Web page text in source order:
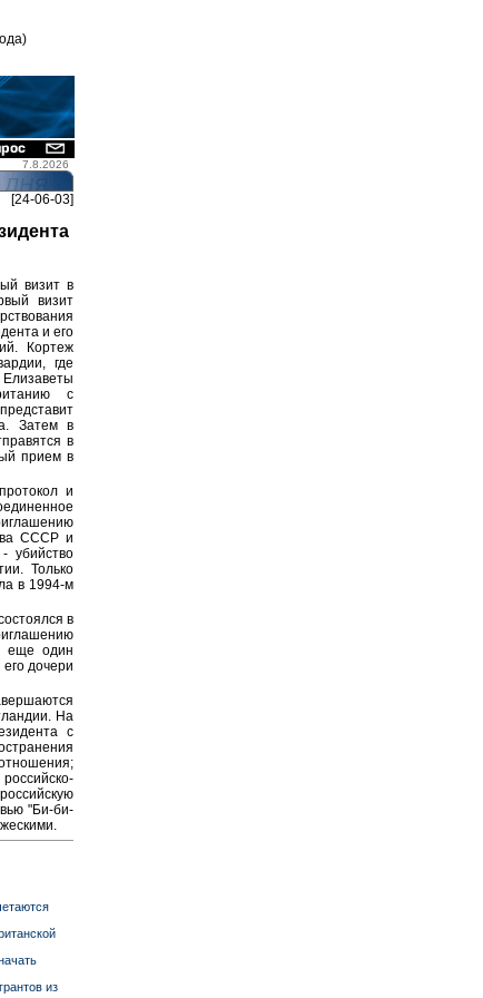
7.8.2026
[24-06-03]
визит в
визит
и его
Кортеж
где
с
Затем в
в
прием в
и
СССР и
убийство
Только
в 1994-м
в
еще один
дочери
На
с
"Би-би-
из